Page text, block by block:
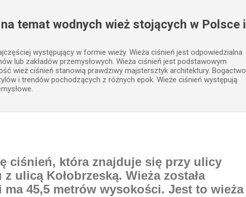
temat wodnych wież stojących w Polsce i
występujący w formie wieży. Wieża ciśnień jest odpowiedzialna
lub zakładów przemysłowych. Wieża ciśnień jest podstawowym
wież ciśnień stanowią prawdziwy majstersztyk architektury. Bogactwo
i trendów pochodzących z różnych epok. Wieże ciśnień występują
ciśnień, która znajduje się przy ulicy
ulicą Kołobrzeską. Wieża została
45,5 metrów wysokości. Jest to wieża